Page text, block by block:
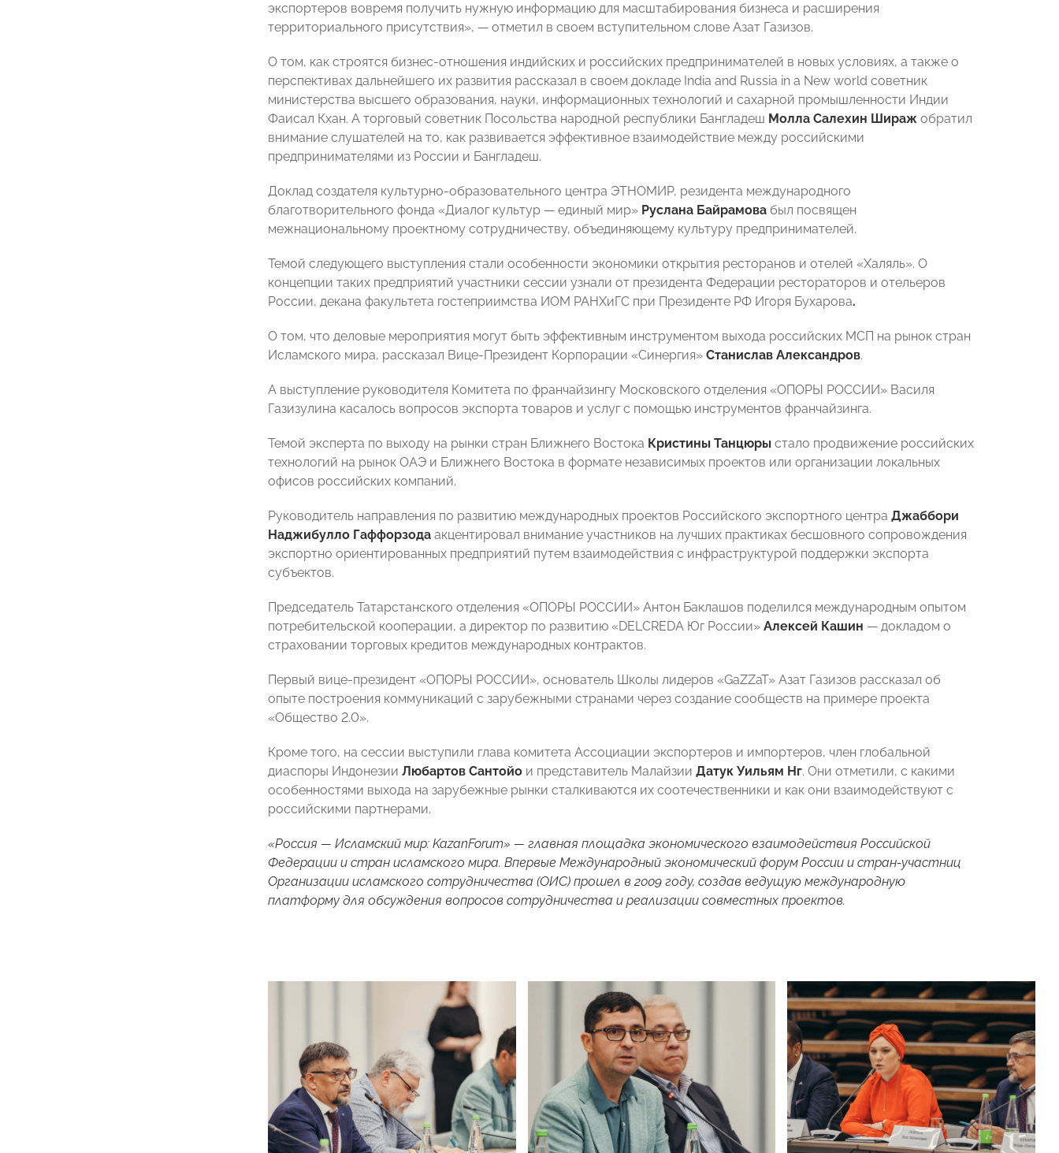
экспортеров вовремя получить нужную информацию для масштабирования бизнеса и расширения
территориального присутствия», — отметил в своем вступительном слове Азат Газизов.
О том, как строятся бизнес-отношения индийских и российских предпринимателей в новых условиях, а также о
перспективах дальнейшего их развития рассказал в своем докладе India and Russia in a New world советник
министерства высшего образования, науки, информационных технологий и сахарной промышленности Индии
Фаисал Кхан. А торговый советник Посольства народной республики Бангладеш Молла Салехин Шираж обратил
внимание слушателей на то, как развивается эффективное взаимодействие между российскими
предпринимателями из России и Бангладеш.
Доклад создателя культурно-образовательного центра ЭТНОМИР, резидента международного
благотворительного фонда «Диалог культур — единый мир» Руслана Байрамова был посвящен
межнациональному проектному сотрудничеству, объединяющему культуру предпринимателей.
Темой следующего выступления стали особенности экономики открытия ресторанов и отелей «Халяль». О
концепции таких предприятий участники сессии узнали от президента Федерации рестораторов и отельеров
России, декана факультета гостеприимства ИОМ РАНХиГС при Президенте РФ Игоря Бухарова.
О том, что деловые мероприятия могут быть эффективным инструментом выхода российских МСП на рынок стран
Исламского мира, рассказал Вице-Президент Корпорации «Синергия» Станислав Александров.
А выступление руководителя Комитета по франчайзингу Московского отделения «ОПОРЫ РОССИИ» Василя
Газизулина касалось вопросов экспорта товаров и услуг с помощью инструментов франчайзинга.
Темой эксперта по выходу на рынки стран Ближнего Востока Кристины Танцюры стало продвижение российских
технологий на рынок ОАЭ и Ближнего Востока в формате независимых проектов или организации локальных
офисов российских компаний.
Руководитель направления по развитию международных проектов Российского экспортного центра Джаббори
Наджибулло Гаффорзода акцентировал внимание участников на лучших практиках бесшовного сопровождения
экспортно ориентированных предприятий путем взаимодействия с инфраструктурой поддержки экспорта
субъектов.
Председатель Татарстанского отделения «ОПОРЫ РОССИИ» Антон Баклашов поделился международным опытом
потребительской кооперации, а директор по развитию «DELCREDA Юг России» Алексей Кашин — докладом о
страховании торговых кредитов международных контрактов.
Первый вице-президент «ОПОРЫ РОССИИ», основатель Школы лидеров «GaZZaT» Азат Газизов рассказал об
опыте построения коммуникаций с зарубежными странами через создание сообществ на примере проекта
«Общество 2.0».
Кроме того, на сессии выступили глава комитета Ассоциации экспортеров и импортеров, член глобальной
диаспоры Индонезии Любартов Сантойо и представитель Малайзии Датук Уильям Нг. Они отметили, с какими
особенностями выхода на зарубежные рынки сталкиваются их соотечественники и как они взаимодействуют с
российскими партнерами.
«Россия — Исламский мир: KazanForum» — главная площадка экономического взаимодействия Российской
Федерации и стран исламского мира. Впервые Международный экономический форум России и стран-участниц
Организации исламского сотрудничества (ОИС) прошел в 2009 году, создав ведущую международную
платформу для обсуждения вопросов сотрудничества и реализации совместных проектов.